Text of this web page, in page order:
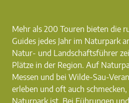
Mehr als 200 Touren bieten die
Guides jedes Jahr im Naturpark
Natur- und Landschaftsführer
Plätze in der Region. Auf
Messen und bei Wilde-Sau-
erleben und oft auch
Naturpark ist. Bei Führungen